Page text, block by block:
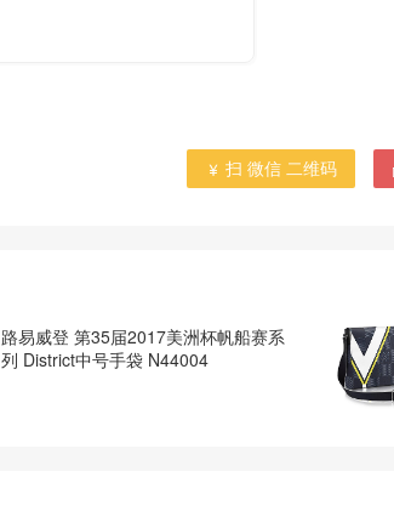
 扫 微信 二维码
路易威登 第35届2017美洲杯帆船赛系
列 District中号手袋 N44004